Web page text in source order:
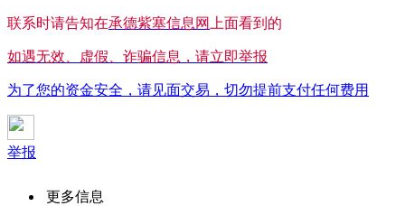
联系时请告知在承德紫塞信息网 上面看到的
如遇无效、虚假、诈骗信息，请立即举报
为了您的资金安全，请见面交易，切勿提前支付任何费用
举报
更多信息